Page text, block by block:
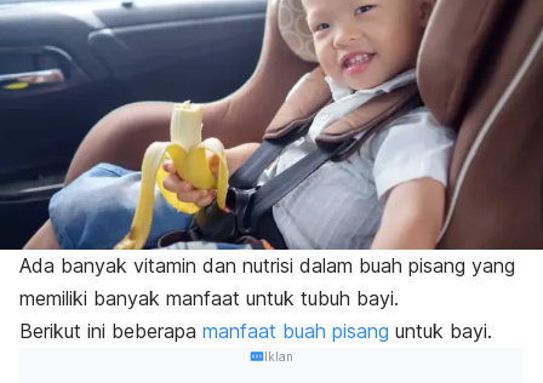
Ada banyak vitamin dan nutrisi dalam buah pisang yang
memiliki banyak manfaat untuk tubuh bayi.
Berikut ini beberapa manfaat buah pisang untuk bayi.
Iklan